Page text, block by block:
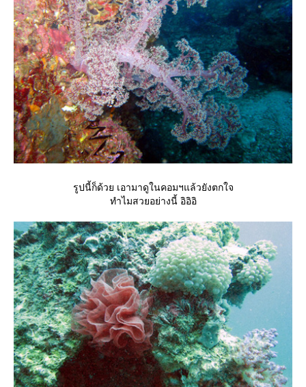
รูปนี้ก็ด้วย เอามาดูในคอมฯแล้วยังตกใจ
ทำไมสวยอย่างนี้ อิอิอิ